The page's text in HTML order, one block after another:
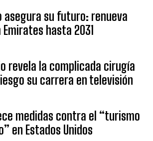
asegura su futuro: renueva
Emirates hasta 2031
revela la complicada cirugía
su carrera en televisión
medidas contra el “turismo
en Estados Unidos